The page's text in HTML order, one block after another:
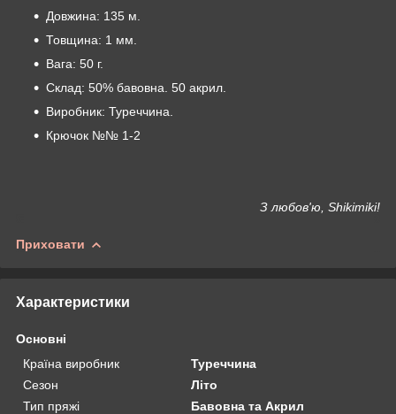
Довжина: 135 м.
Товщина: 1 мм.
Вага: 50 г.
Склад: 50% бавовна. 50 акрил.
Виробник: Туреччина.
Крючок №№ 1-2
З любов'ю, Shikimiki!
Приховати
Характеристики
Основні
Країна виробник
Туреччина
Сезон
Літо
Тип пряжі
Бавовна та Акрил